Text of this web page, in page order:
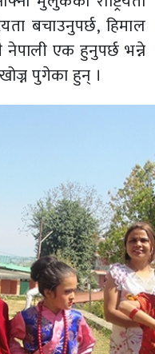
बचाउनुपर्छ, हिमाल
नेपाली एक हुनुपर्छ भन्ने
पुगेका हुन् ।